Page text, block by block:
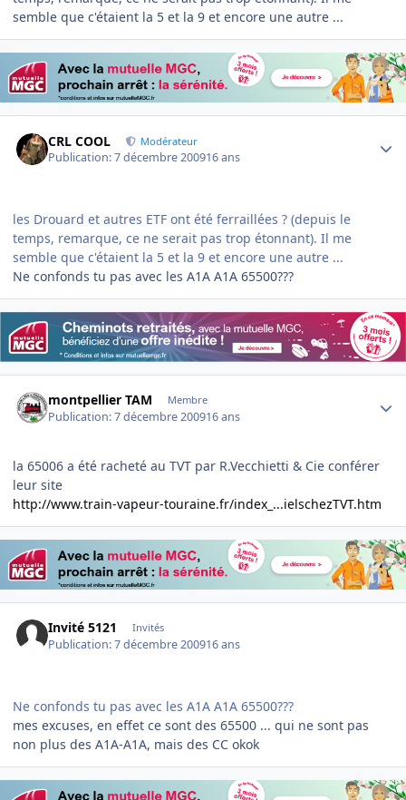
semble que c'étaient la 5 et la 9 et encore une autre ...
CRL COOL Modérateur
Publication:7 décembre 200916 ans
les Drouard et autres ETF ont été ferraillées ? (depuis le
temps, remarque, ce ne serait pas trop étonnant). Il me
semble que c'étaient la 5 et la 9 et encore une autre ...
Ne confonds tu pas avec les A1A A1A 65500???
montpellier TAM Membre
Publication:7 décembre 200916 ans
la 65006 a été racheté au TVT par R.Vecchietti & Cie conférer
leur site
http://www.train-vapeur-touraine.fr/index_...ielschezTVT.htm
Invité 5121 Invités
Publication:7 décembre 200916 ans
Ne confonds tu pas avec les A1A A1A 65500???
mes excuses, en effet ce sont des 65500 ... qui ne sont pas
non plus des A1A-A1A, mais des CC okok